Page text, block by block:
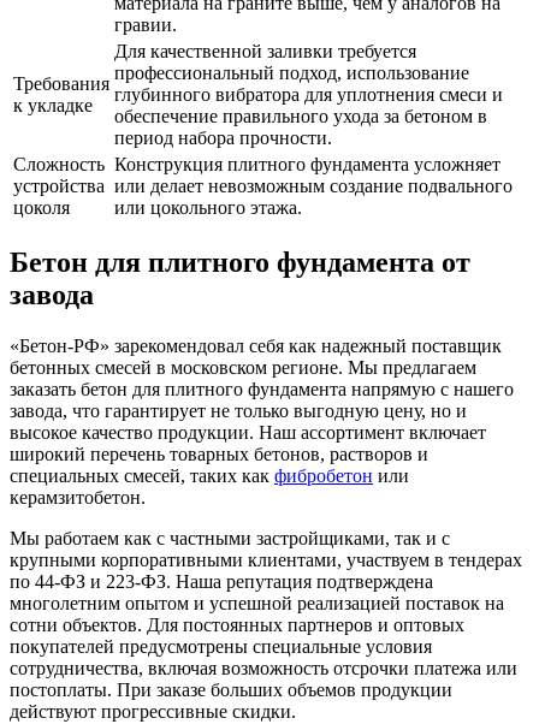
гравии.
Требования
к укладке
Для качественной заливки требуется
профессиональный подход, использование
глубинного вибратора для уплотнения смеси и
обеспечение правильного ухода за бетоном в
период набора прочности.
Сложность
устройства
цоколя
Конструкция плитного фундамента усложняет
или делает невозможным создание подвального
или цокольного этажа.
Бетон для плитного фундамента от
завода
«Бетон-РФ» зарекомендовал себя как надежный поставщик
бетонных смесей в московском регионе. Мы предлагаем
заказать бетон для плитного фундамента напрямую с нашего
завода, что гарантирует не только выгодную цену, но и
высокое качество продукции. Наш ассортимент включает
широкий перечень товарных бетонов, растворов и
специальных смесей, таких как фибробетон или
керамзитобетон.
Мы работаем как с частными застройщиками, так и с
крупными корпоративными клиентами, участвуем в тендерах
по 44-ФЗ и 223-ФЗ. Наша репутация подтверждена
многолетним опытом и успешной реализацией поставок на
сотни объектов. Для постоянных партнеров и оптовых
покупателей предусмотрены специальные условия
сотрудничества, включая возможность отсрочки платежа или
постоплаты. При заказе больших объемов продукции
действуют прогрессивные скидки.